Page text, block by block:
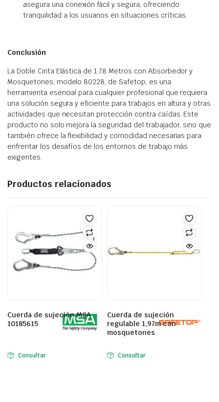
asegura una conexión fácil y segura, ofreciendo
tranquilidad a los usuarios en situaciones críticas.
Conclusión
La Doble Cinta Elástica de 1,78 Metros con Absorbedor y
Mosquetones, modelo 80228, de Safetop, es una
herramienta esencial para cualquier profesional que requiera
una solución segura y eficiente para trabajos en altura y otras
actividades que necesitan protección contra caídas. Este
producto no solo mejora la seguridad del trabajador, sino que
también ofrece la flexibilidad y comodidad necesarias para
enfrentar los desafíos de los entornos de trabajo más
exigentes.
Productos relacionados
Cuerda de sujeción MSA
10185615
Consultar
Cuerda de sujeción
regulable 1,97m con
mosquetones
Consultar